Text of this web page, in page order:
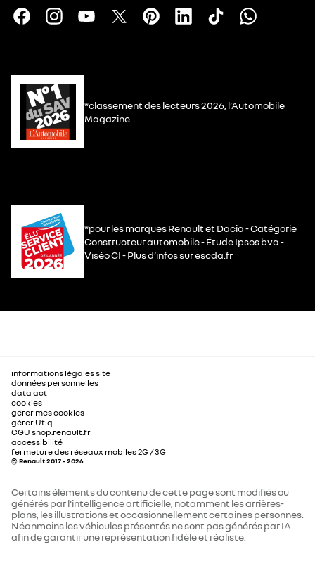
*classement des lecteurs 2026, l’Automobile
Magazine
*pour les marques Renault et Dacia - Catégorie
Constructeur automobile - Étude Ipsos bva -
Viséo CI - Plus d’infos sur escda.fr
informations légales site
données personnelles
data act
cookies
gérer mes cookies
gérer Utiq
CGU shop.renault.fr
accessibilité
fermeture des réseaux mobiles 2G / 3G
© Renault 2017 - 2026
Certains éléments du contenu de cette page sont modifiés ou
générés par l'intelligence artificielle, notamment les arrières-
plans, les illustrations et occasionnellement certaines personnes.
Néanmoins les véhicules présentés ne sont pas générés par IA
afin de garantir une représentation fidèle et réaliste.